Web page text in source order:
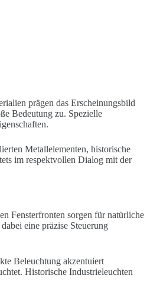
prägen das Erscheinungsbild
Bedeutung zu. Spezielle
Metallelementen, historische
im respektvollen Dialog mit der
Fensterfronten sorgen für natürliche
eine präzise Steuerung
Beleuchtung akzentuiert
Historische Industrieleuchten